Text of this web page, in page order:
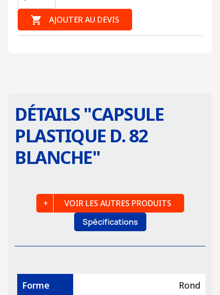
 AJOUTER AU DEVIS
DÉTAILS "CAPSULE
PLASTIQUE D. 82
BLANCHE"
Spécifications
VOIR LES AUTRES PRODUITS
Forme
Rond